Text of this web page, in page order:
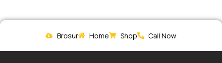
Brosur Home Shop Call Now